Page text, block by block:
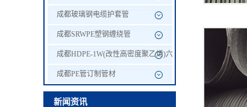
成都PE管订制管材
成都玻璃钢电缆护套管
成都SRWPE塑钢缠绕管
成都HDPE-1W(改性高密度聚乙烯)六
棱结构壁管
成都PE管订制管材
新闻资讯